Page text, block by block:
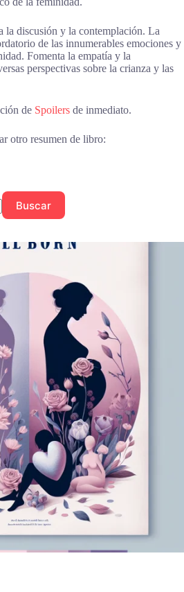
la discusión y la contemplación. La
de las innumerables emociones y
Fomenta la empatía y la
perspectivas sobre la crianza y las
de Spoilers de inmediato.
otro resumen de libro:
Buscar